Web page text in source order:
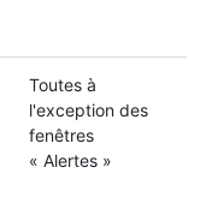
Toutes à
l'exception des
fenêtres
« Alertes »